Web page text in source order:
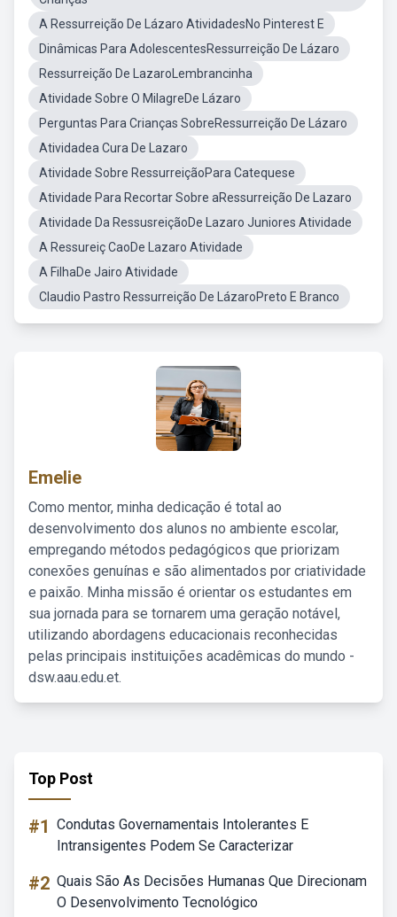
A Ressurreição De Lázaro AtividadesNo Pinterest E
Dinâmicas Para AdolescentesRessurreição De Lázaro
Ressurreição De LazaroLembrancinha
Atividade Sobre O MilagreDe Lázaro
Perguntas Para Crianças SobreRessurreição De Lázaro
Atividadea Cura De Lazaro
Atividade Sobre RessurreiçãoPara Catequese
Atividade Para Recortar Sobre aRessurreição De Lazaro
Atividade Da RessusreiçãoDe Lazaro Juniores Atividade
A Ressureiç CaoDe Lazaro Atividade
A FilhaDe Jairo Atividade
Claudio Pastro Ressurreição De LázaroPreto E Branco
Emelie
Como mentor, minha dedicação é total ao
desenvolvimento dos alunos no ambiente escolar,
empregando métodos pedagógicos que priorizam
conexões genuínas e são alimentados por criatividade
e paixão. Minha missão é orientar os estudantes em
sua jornada para se tornarem uma geração notável,
utilizando abordagens educacionais reconhecidas
pelas principais instituições acadêmicas do mundo -
dsw.aau.edu.et.
Top Post
#1 Condutas Governamentais Intolerantes E
Intransigentes Podem Se Caracterizar
#2 Quais São As Decisões Humanas Que Direcionam
O Desenvolvimento Tecnológico